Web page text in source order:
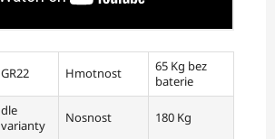
GR22 Hmotnost
65 Kg bez
baterie
dle
varianty
Nosnost 180 Kg